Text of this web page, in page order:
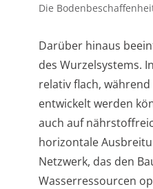
Die
Darüber hinaus
des Wurzelsystems.
relativ flach,
entwickelt werden
auch auf
horizontale
Netzwerk, das den
Wasserressourcen